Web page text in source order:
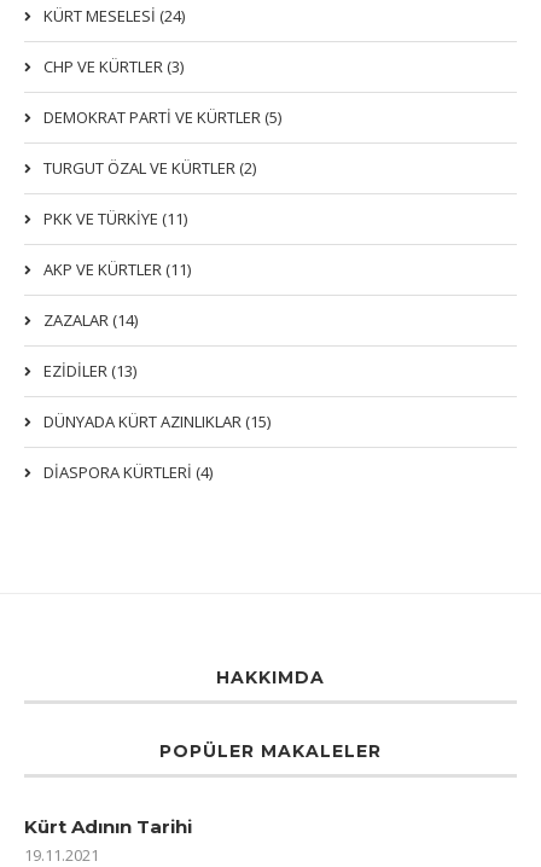
KÜRT MESELESİ (24)
CHP VE KÜRTLER (3)
DEMOKRAT PARTI VE KÜRTLER (5)
TURGUT ÖZAL VE KÜRTLER (2)
PKK VE TÜRKIYE (11)
AKP VE KÜRTLER (11)
ZAZALAR (14)
EZIDILER (13)
DÜNYADA KÜRT AZINLIKLAR (15)
DİASPORA KÜRTLERİ (4)
HAKKIMDA
POPÜLER MAKALELER
Kürt Adının Tarihi
19.11.2021